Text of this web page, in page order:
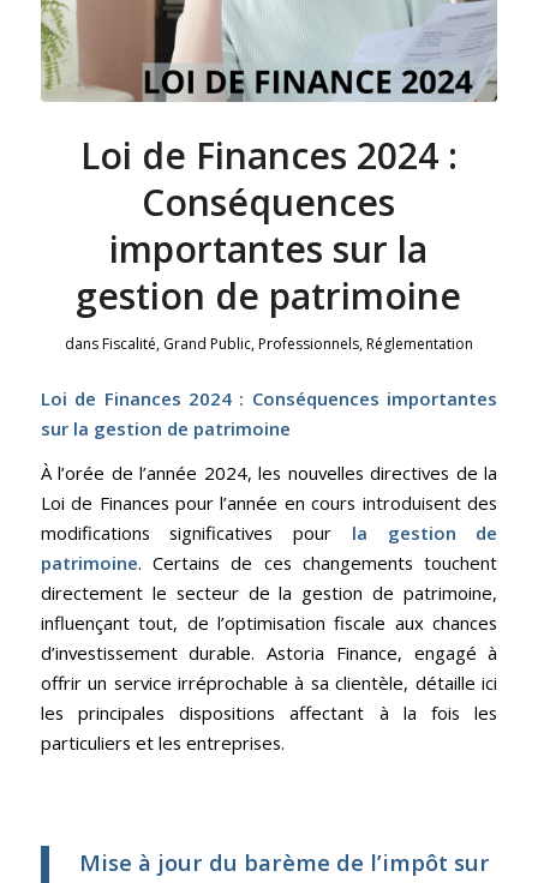
Loi de Finances 2024 :
Conséquences
importantes sur la
gestion de patrimoine
dansFiscalité, Grand Public,Professionnels,Réglementation
Loi de Finances 2024 : Conséquences importantes
sur la gestion de patrimoine
À l’orée de l’année 2024, les nouvelles directives de la
Loi de Finances pour l’année en cours introduisent des
modifications significatives pour la gestion de
patrimoine. Certains de ces changements touchent
directement le secteur de la gestion de patrimoine,
influençant tout, de l’optimisation fiscale aux chances
d’investissement durable. Astoria Finance, engagé à
offrir un service irréprochable à sa clientèle, détaille ici
les principales dispositions affectant à la fois les
particuliers et les entreprises.
Mise à jour du barème de l’impôt sur